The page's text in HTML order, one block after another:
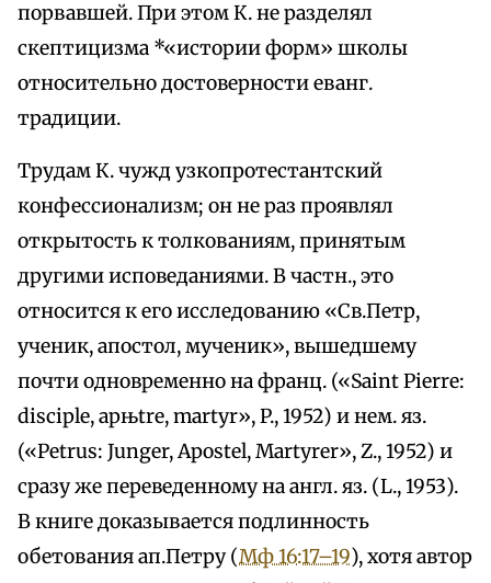
порвавшей. При этом К. не разделял
скептицизма *«истории форм» школы
относительно достоверности еванг.
традиции.
Трудам К. чужд узкопротестантский
конфессионализм; он не раз проявлял
открытость к толкованиям, принятым
другими исповеданиями. В частн., это
относится к его исследованию «Св.Петр,
ученик, апостол, мученик», вышедшему
почти одновременно на франц. («Saint Pierre:
disciple, apњtre, martyr», P., 1952) и нем. яз.
(«Petrus: Junger, Apostel, Martyrer», Z., 1952) и
сразу же переведенному на англ. яз. (L., 1953).
В книге доказывается подлинность
обетования ап.Петру (Мф 16:17–19), хотя автор